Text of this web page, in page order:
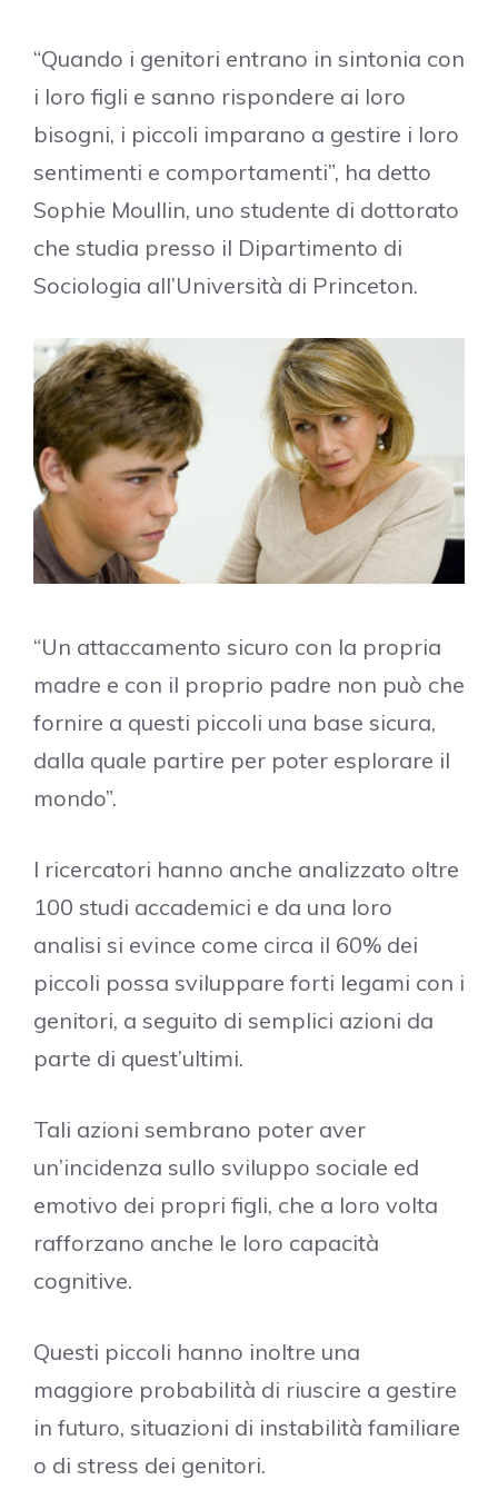
“Quando i genitori entrano in sintonia con
i loro figli e sanno rispondere ai loro
bisogni, i piccoli imparano a gestire i loro
sentimenti e comportamenti”, ha detto
Sophie Moullin, uno studente di dottorato
che studia presso il Dipartimento di
Sociologia all’Università di Princeton.
“Un attaccamento sicuro con la propria
madre e con il proprio padre non può che
fornire a questi piccoli una base sicura,
dalla quale partire per poter esplorare il
mondo”.
I ricercatori hanno anche analizzato oltre
100 studi accademici e da una loro
analisi si evince come circa il 60% dei
piccoli possa sviluppare forti legami con i
genitori, a seguito di semplici azioni da
parte di quest’ultimi.
Tali azioni sembrano poter aver
un’incidenza sullo sviluppo sociale ed
emotivo dei propri figli, che a loro volta
rafforzano anche le loro capacità
cognitive.
Questi piccoli hanno inoltre una
maggiore probabilità di riuscire a gestire
in futuro, situazioni di instabilità familiare
o di stress dei genitori.